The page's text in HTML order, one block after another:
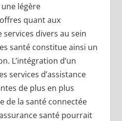
légère
quant aux
services divers au sein
santé constitue ainsi un
L’intégration d’un
services d’assistance
de plus en plus
de la santé connectée
santé pourrait